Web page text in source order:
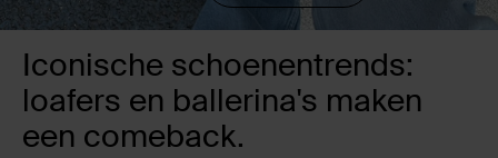
Iconische schoenentrends:
loafers en ballerina's maken
een comeback.